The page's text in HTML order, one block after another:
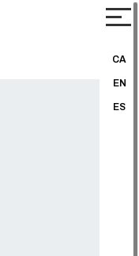
CA
EN
ES